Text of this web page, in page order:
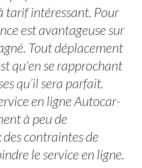
tarif intéressant. Pour
est avantageuse sur
Tout déplacement
qu'en se rapprochant
qu’il sera parfait.
en ligne Autocar-
à peu de
contraintes de
le service en ligne.